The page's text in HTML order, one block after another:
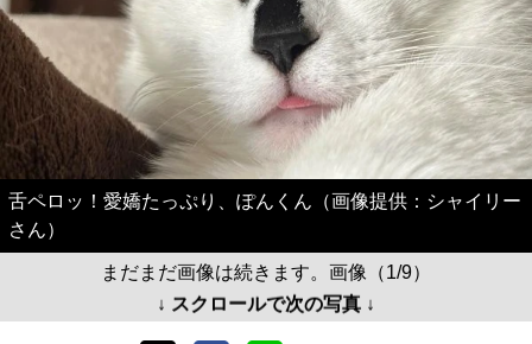
舌ペロッ！愛嬌たっぷり、ぽんくん（画像提供：シャイリー
さん）
まだまだ画像は続きます。画像（1/9）
↓ スクロールで次の写真 ↓